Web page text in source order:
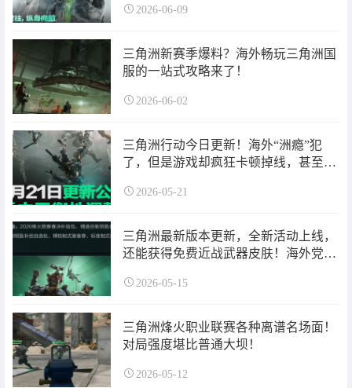
2026-06-09
三角洲新赛季爆料？海外畅玩三角洲国
服的一站式攻略来了！
2026-06-02
三角洲行动今日更新！海外“洲瘾”犯
了，但是游戏却疯狂卡顿掉线，甚至弹
国加速器帮你搞定！
2026-05-21
三角洲最新版本更新，全新活动上线，
还能获得免费近战武器皮肤！海外党如
2026-05-15
三角洲烽火职业联赛各种离谱名场面！
对局强度堪比普通大坝！
2026-05-12